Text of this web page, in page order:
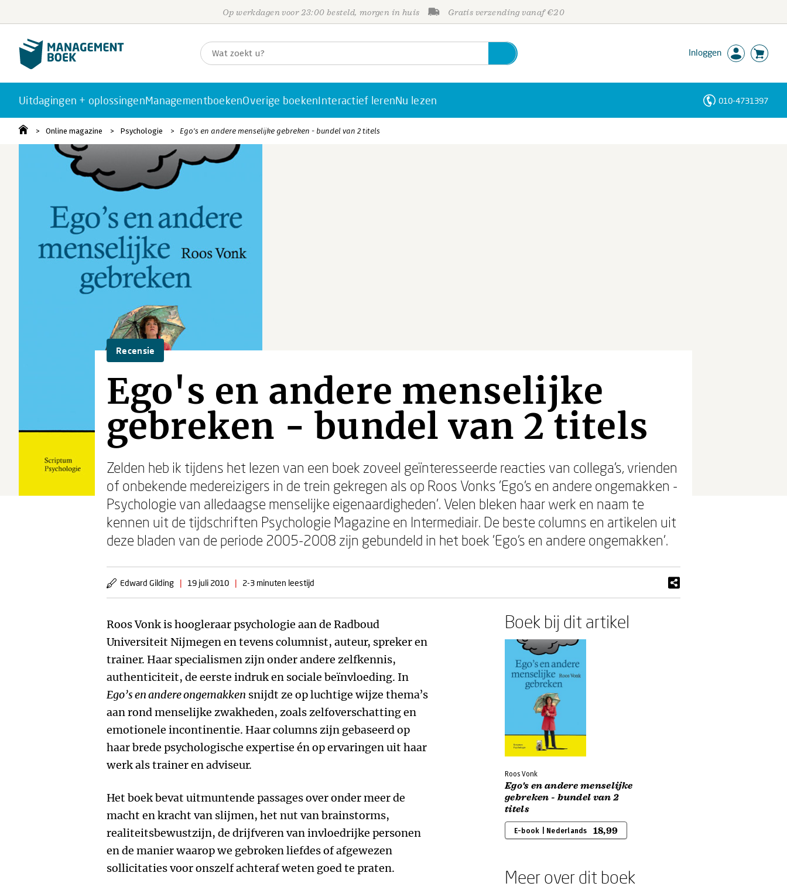
Op werkdagen voor 23:00 besteld, morgen in huis Gratis verzending vanaf €20
Inloggen
Uitdagingen + oplossingenManagementboekenOverige boekenInteractief lerenNu lezen 010-4731397
Online magazine Psychologie Ego's en andere menselijke gebreken - bundel van 2 titels
Recensie
Ego's en andere menselijke
gebreken - bundel van 2 titels
Zelden heb ik tijdens het lezen van een boek zoveel geïnteresseerde reacties van collega's, vrienden
of onbekende medereizigers in de trein gekregen als op Roos Vonks 'Ego's en andere ongemakken -
Psychologie van alledaagse menselijke eigenaardigheden'. Velen bleken haar werk en naam te
kennen uit de tijdschriften Psychologie Magazine en Intermediair. De beste columns en artikelen uit
deze bladen van de periode 2005-2008 zijn gebundeld in het boek 'Ego's en andere ongemakken'.
Edward Gilding | 19 juli 2010 | 2-3 minuten leestijd
Roos Vonk is hoogleraar psychologie aan de Radboud
Universiteit Nijmegen en tevens columnist, auteur, spreker en
trainer. Haar specialismen zijn onder andere zelfkennis,
authenticiteit, de eerste indruk en sociale beïnvloeding. In
Ego’s en andere ongemakken snijdt ze op luchtige wijze thema’s
aan rond menselijke zwakheden, zoals zelfoverschatting en
emotionele incontinentie. Haar columns zijn gebaseerd op
haar brede psychologische expertise én op ervaringen uit haar
werk als trainer en adviseur.
Het boek bevat uitmuntende passages over onder meer de
macht en kracht van slijmen, het nut van brainstorms,
realiteitsbewustzijn, de drijfveren van invloedrijke personen
en de manier waarop we gebroken liefdes of afgewezen
sollicitaties voor onszelf achteraf weten goed te praten.
Boek bij dit artikel
Roos Vonk
Ego's en andere menselijke
gebreken - bundel van 2
titels
E-book | Nederlands 18,99
Meer over dit boek
Personen